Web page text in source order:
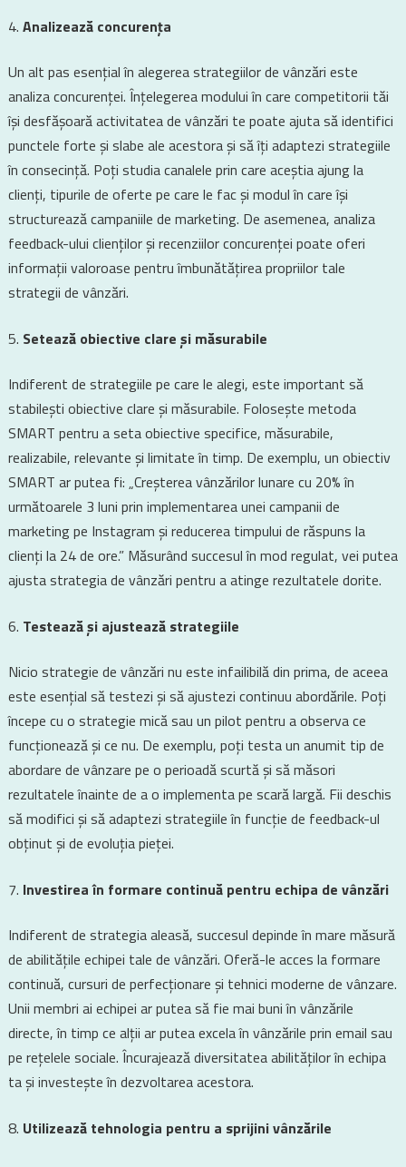
Analizează concurența
Un alt pas esențial în alegerea strategiilor de vânzări este
analiza concurenței. Înțelegerea modului în care competitorii tăi
își desfășoară activitatea de vânzări te poate ajuta să identifici
punctele forte și slabe ale acestora și să îți adaptezi strategiile
în consecință. Poți studia canalele prin care aceștia ajung la
clienți, tipurile de oferte pe care le fac și modul în care își
structurează campaniile de marketing. De asemenea, analiza
feedback-ului clienților și recenziilor concurenței poate oferi
informații valoroase pentru îmbunătățirea propriilor tale
strategii de vânzări.
Setează obiective clare și măsurabile
Indiferent de strategiile pe care le alegi, este important să
stabilești obiective clare și măsurabile. Folosește metoda
SMART pentru a seta obiective specifice, măsurabile,
realizabile, relevante și limitate în timp. De exemplu, un obiectiv
SMART ar putea fi: „Creșterea vânzărilor lunare cu 20% în
următoarele 3 luni prin implementarea unei campanii de
marketing pe Instagram și reducerea timpului de răspuns la
clienți la 24 de ore.” Măsurând succesul în mod regulat, vei putea
ajusta strategia de vânzări pentru a atinge rezultatele dorite.
Testează și ajustează strategiile
Nicio strategie de vânzări nu este infailibilă din prima, de aceea
este esențial să testezi și să ajustezi continuu abordările. Poți
începe cu o strategie mică sau un pilot pentru a observa ce
funcționează și ce nu. De exemplu, poți testa un anumit tip de
abordare de vânzare pe o perioadă scurtă și să măsori
rezultatele înainte de a o implementa pe scară largă. Fii deschis
să modifici și să adaptezi strategiile în funcție de feedback-ul
obținut și de evoluția pieței.
Investirea în formare continuă pentru echipa de vânzări
Indiferent de strategia aleasă, succesul depinde în mare măsură
de abilitățile echipei tale de vânzări. Oferă-le acces la formare
continuă, cursuri de perfecționare și tehnici moderne de vânzare.
Unii membri ai echipei ar putea să fie mai buni în vânzările
directe, în timp ce alții ar putea excela în vânzările prin email sau
pe rețelele sociale. Încurajează diversitatea abilităților în echipa
ta și investește în dezvoltarea acestora.
Utilizează tehnologia pentru a sprijini vânzările